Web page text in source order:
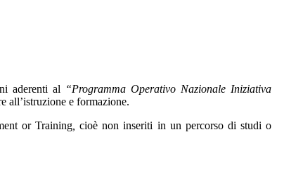
aderenti al “Programma Operativo Nazionale Iniziativa
all’istruzione e formazione.
or Training cioè non inseriti in un percorso di studi o